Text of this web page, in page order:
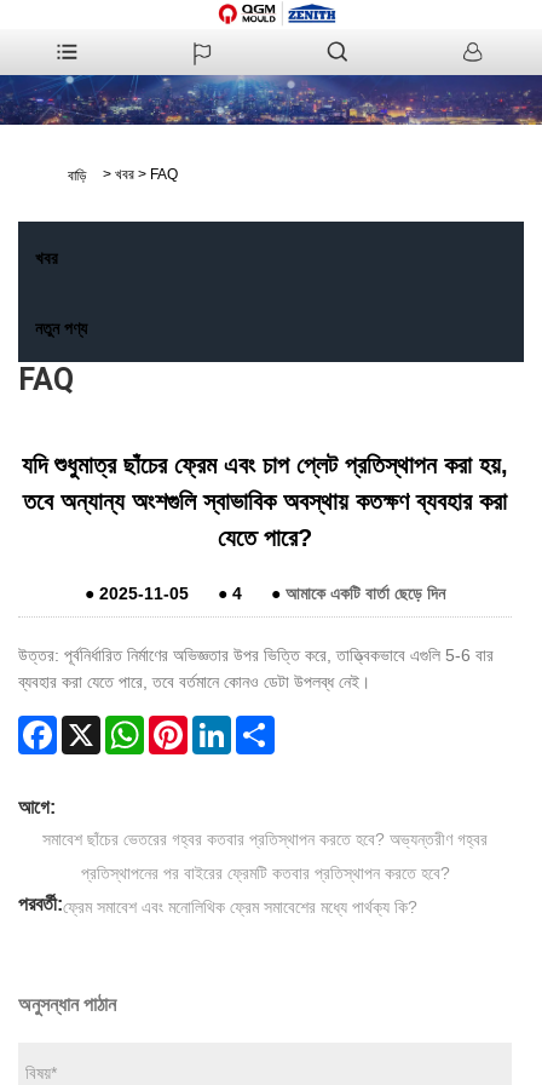
বাড়ি > খবর > FAQ
খবর
নতুন পণ্য
FAQ
যদি শুধুমাত্র ছাঁচের ফ্রেম এবং চাপ প্লেট প্রতিস্থাপন করা হয়,
তবে অন্যান্য অংশগুলি স্বাভাবিক অবস্থায় কতক্ষণ ব্যবহার করা
যেতে পারে?
● 2025-11-05 ● 4 ● আমাকে একটি বার্তা ছেড়ে দিন
উত্তর: পূর্বনির্ধারিত নির্মাণের অভিজ্ঞতার উপর ভিত্তি করে, তাত্ত্বিকভাবে এগুলি 5-6 বার
ব্যবহার করা যেতে পারে, তবে বর্তমানে কোনও ডেটা উপলব্ধ নেই।
Facebook
X WhatsAppPinterestLinkedIn
আগে:
সমাবেশ ছাঁচের ভেতরের গহ্বর কতবার প্রতিস্থাপন করতে হবে? অভ্যন্তরীণ গহ্বর
প্রতিস্থাপনের পর বাইরের ফ্রেমটি কতবার প্রতিস্থাপন করতে হবে?
পরবর্তী:ফ্রেম সমাবেশ এবং মনোলিথিক ফ্রেম সমাবেশের মধ্যে পার্থক্য কি?
অনুসন্ধান পাঠান